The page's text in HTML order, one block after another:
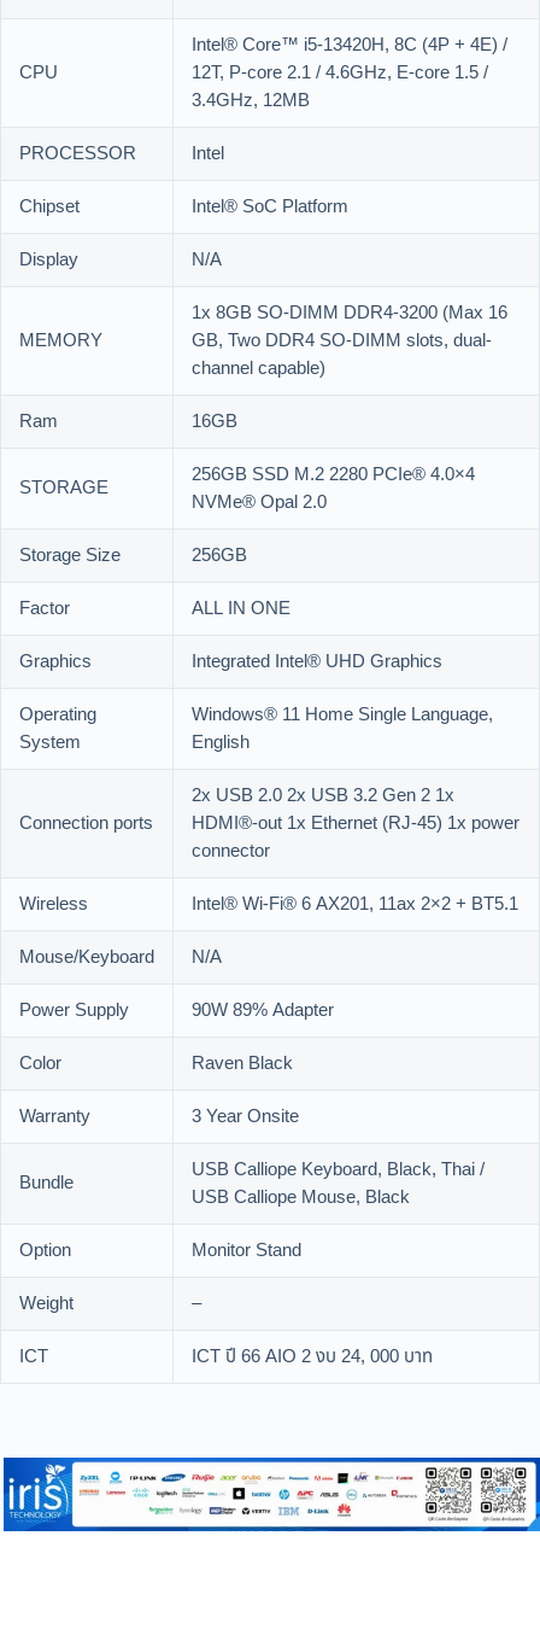
CPU
Intel® Core™ i5-13420H, 8C (4P + 4E) /
12T, P-core 2.1 / 4.6GHz, E-core 1.5 /
3.4GHz, 12MB
PROCESSOR
Intel
Chipset
Intel® SoC Platform
Display
N/A
MEMORY
1x 8GB SO-DIMM DDR4-3200 (Max 16
GB, Two DDR4 SO-DIMM slots, dual-
channel capable)
Ram
16GB
STORAGE
256GB SSD M.2 2280 PCIe® 4.0×4
NVMe® Opal 2.0
Storage Size
256GB
Factor
ALL IN ONE
Graphics
Integrated Intel® UHD Graphics
Operating
System
Windows® 11 Home Single Language,
English
Connection ports
2x USB 2.0 2x USB 3.2 Gen 2 1x
HDMI®-out 1x Ethernet (RJ-45) 1x power
connector
Wireless
Intel® Wi-Fi® 6 AX201, 11ax 2×2 + BT5.1
Mouse/Keyboard
N/A
Power Supply
90W 89% Adapter
Color
Raven Black
Warranty
3 Year Onsite
Bundle
USB Calliope Keyboard, Black, Thai /
USB Calliope Mouse, Black
Option
Monitor Stand
Weight
–
ICT
ICT ปี 66 AIO 2 งบ 24, 000 บาท